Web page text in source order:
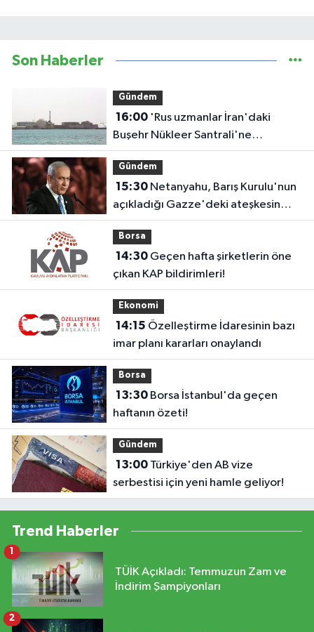
Son Haberler
Gündem
16:00'Rus uzmanlar İran'daki
Buşehr Nükleer Santrali'ne
dönmeye başladı'
Gündem
15:30Netanyahu, Barış Kurulu'nun
açıkladığı Gazze'deki ateşkesin
ikinci aşaması planını reddetti
Borsa
14:30Geçen hafta şirketlerin öne
çıkan KAP bildirimleri!
Ekonomi
14:15
imar planı kararları onaylandı
Borsa
13:30Borsa İstanbul'da geçen
haftanın özeti!
Gündem
13:00Türkiye'den AB vize
serbestisi için yeni hamle geliyor!
Trend Haberler
TÜİK Açıkladı: Temmuzun Zam ve
İndirim Şampiyonları
2